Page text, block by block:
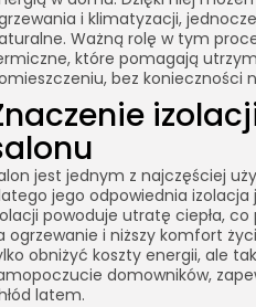
i klimatyzacji,
Ważną rolę w tym
które pomagają
bez konieczności
jest jednym z najczęściej
jego odpowiednia izolacja
powoduje utratę ciepła, co
ogrzewanie i niższy komfort
obniżyć koszty energii, ale
domowników,
latem.